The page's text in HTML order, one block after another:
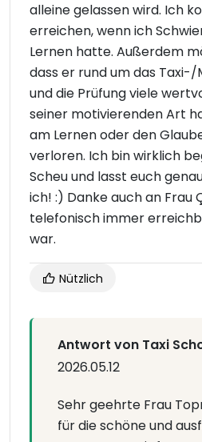
alleine gelassen wird. Ich
erreichen, wenn ich
Lernen hatte. Außerdem
dass er rund um das
und die Prüfung viele
seiner motivierenden Art
am Lernen oder den
verloren. Ich bin wirklich
Scheu und lasst euch
ich! :) Danke auch an Frau
telefonisch immer
war.
Nützlich
Antwort von Taxi
2026.05.12
Sehr geehrte Frau
für die schöne und